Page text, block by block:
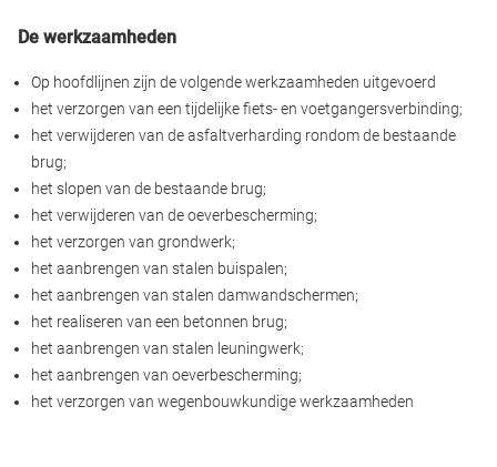
De werkzaamheden
Op hoofdlijnen zijn de volgende werkzaamheden uitgevoerd
het verzorgen van een tijdelijke fiets- en voetgangersverbinding;
het verwijderen van de asfaltverharding rondom de bestaande
brug;
het slopen van de bestaande brug;
het verwijderen van de oeverbescherming;
het verzorgen van grondwerk;
het aanbrengen van stalen buispalen;
het aanbrengen van stalen damwandschermen;
het realiseren van een betonnen brug;
het aanbrengen van stalen leuningwerk;
het aanbrengen van oeverbescherming;
het verzorgen van wegenbouwkundige werkzaamheden